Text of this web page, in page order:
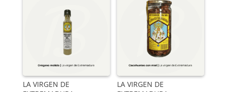
LA VIRGEN DE
LA VIRGEN DE